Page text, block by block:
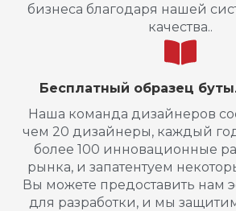
бизнеса благодаря нашей
качества..
Бесплатный образец
Наша команда дизайнеров
чем 20 дизайнеры, каждый
более 100 инновационные
рынка, и запатентуем
Вы можете предоставить нам
для разработки, и мы